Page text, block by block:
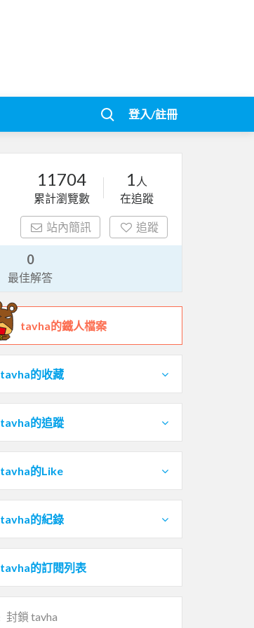
登入/註冊
11704
累計瀏覽數
1 人
在追蹤
站內簡訊 追蹤
0
最佳解答
tavha的鐵人檔案
tavha的收藏
tavha的追蹤
tavha的Like
tavha的紀錄
tavha的訂閱列表
封鎖 tavha